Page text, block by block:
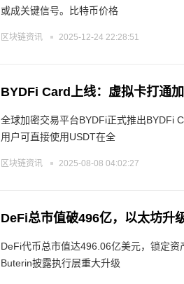
或成关键信号。比特币价格
区块链资讯 2025-12-24 22:28:51
BYDFi Card上线：虚拟卡打通
全球加密交易平台BYDFi正式推出BYDFi
用户可直接使用USDT在全
区块链资讯 2025-08-08 04:02:27
DeFi总市值破496亿，以太坊
DeFi代币总市值达496.06亿美元，锁定
Buterin披露执行层重大升级